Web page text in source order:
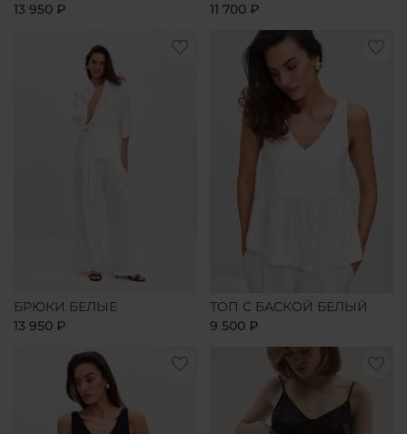
13 950 ₽
11 700 ₽
БРЮКИ БЕЛЫЕ
13 950 ₽
ТОП С БАСКОЙ БЕЛЫЙ
9 500 ₽